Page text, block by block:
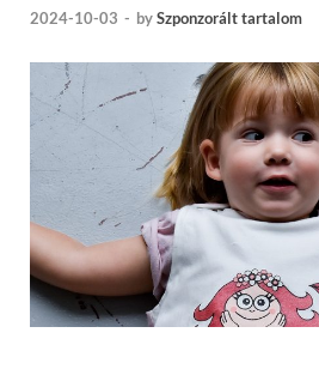
2024-10-03 - bySzponzorált tartalom